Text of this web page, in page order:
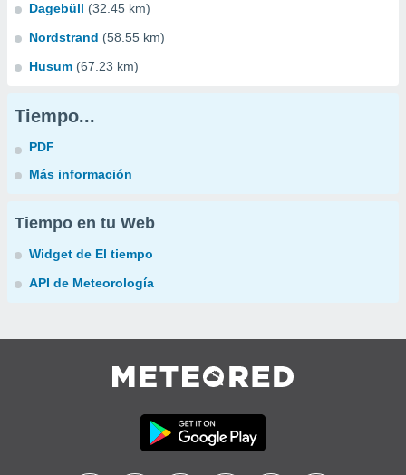
Dagebüll (32.45 km)
Nordstrand (58.55 km)
Husum (67.23 km)
Tiempo...
PDF
Más información
Tiempo en tu Web
Widget de El tiempo
API de Meteorología